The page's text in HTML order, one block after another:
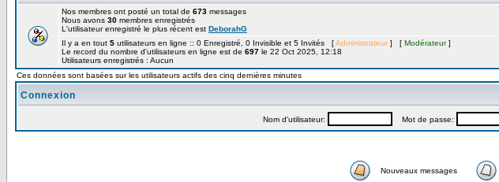
Nos membres ont posté un total de 673 messages
Nous avons 30 membres enregistrés
L'utilisateur enregistré le plus récent est DeborahG
Il y a en tout 5 utilisateurs en ligne :: 0 Enregistré, 0 Invisible et 5 Invités [Administrateur ] [ Modérateur]
Le record du nombre d'utilisateurs en ligne est de 697 le 22 Oct 2025, 12:18
Utilisateurs enregistrés : Aucun
Ces données sont basées sur les utilisateurs actifs des cinq dernières minutes
Connexion
Nom d'utilisateur: Mot de passe:
Nouveaux messages